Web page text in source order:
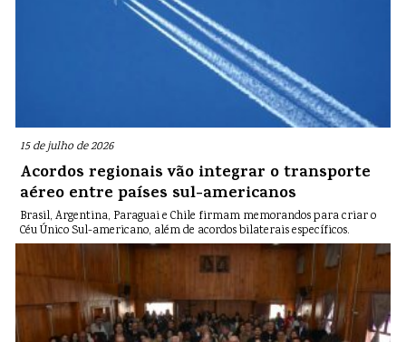
15 de julho de 2026
Acordos regionais vão integrar o transporte
aéreo entre países sul-americanos
Brasil, Argentina, Paraguai e Chile firmam memorandos para criar o
Céu Único Sul-americano, além de acordos bilaterais específicos.